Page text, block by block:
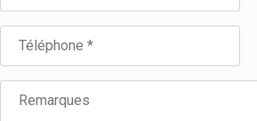
filleul·e
filleul·e
Remarques